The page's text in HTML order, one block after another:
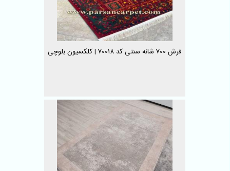
فرش 700 شانه سنتی کد 70018 | کلکسیون بلوچی